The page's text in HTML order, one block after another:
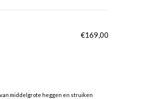
€169,00
middelgrote heggen en struiken